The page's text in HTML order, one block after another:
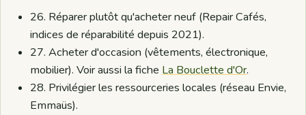
26. Réparer plutôt qu'acheter neuf (Repair Cafés,
indices de réparabilité depuis 2021).
27. Acheter d'occasion (vêtements, électronique,
mobilier). Voir aussi la fiche La Bouclette d'Or.
28. Privilégier les ressourceries locales (réseau Envie,
Emmaüs).